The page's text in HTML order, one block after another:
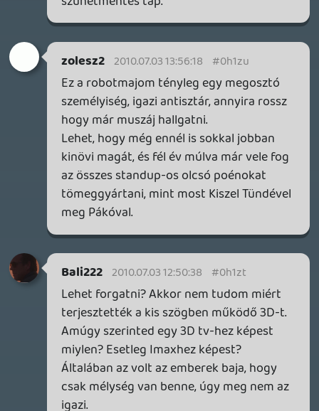
Szerintem ezt a robotmajmot nem kellene
erőltetni.:)
csavar 2010.07.02 23:30:29 #0h1zm
Nagyon jókat mondtok és totál osztom én
is, egyetértek sok mindennel. Remek lett!
(leszámítva r.m.)
ujitso 2010.07.02 22:01:43
Nem lehet szemet hunyni afelett, ha
Geart (még ha remake is), egy Resident
Evilt, meg kitudja milyen killer app gyanús
címet – és akkor a szokásos Nintendo
felhozatalról nem is szólt a fáma.
Szerintem teljesen jogos, ha ilyeneket "lát
bele" a 3DS (és mondjuk: a handheld
gaming szerepének) jövőjébe az egyszeri
zsurnaliszta. 🙂 De természetesen korai
jóslatokba bocsátkozni badarság, sok
mindent még nem tudunk / láttunk a
hardverről.